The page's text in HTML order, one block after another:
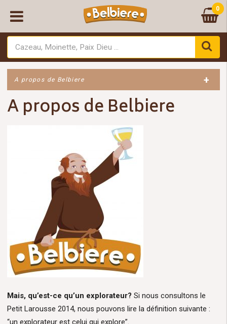
0
A propos de Belbiere +
A propos de Belbiere
Mais, qu’est-ce qu’un explorateur? Si nous consultons le
Petit Larousse 2014, nous pouvons lire la définition suivante :